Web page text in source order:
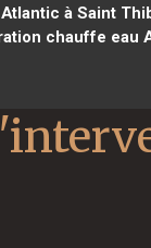
à Saint
chauffe eau